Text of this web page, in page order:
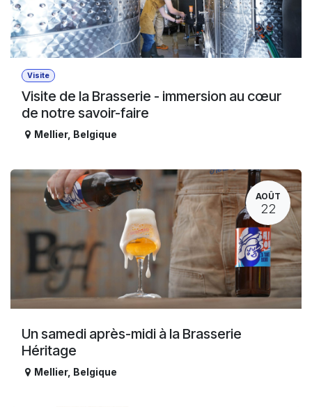
Visite
Visite de la Brasserie - immersion au cœur
de notre savoir-faire
Mellier, Belgique
AOÛT
22
Un samedi après-midi à la Brasserie
Héritage
Mellier, Belgique